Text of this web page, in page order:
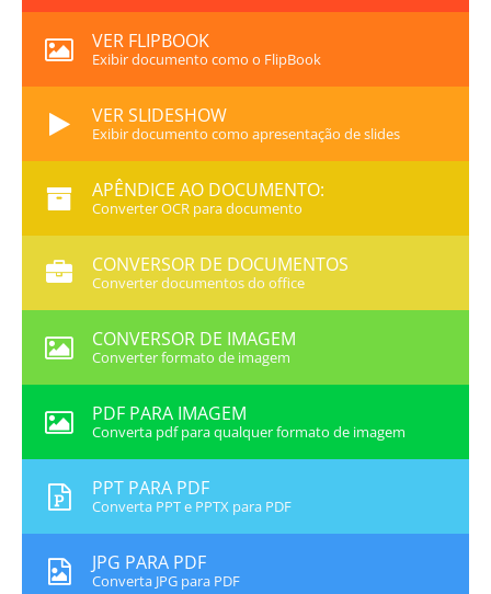
VER FLIPBOOK
Exibir documento como o FlipBook
VER SLIDESHOW
Exibir documento como apresentação de slides
APÊNDICE AO DOCUMENTO:
Converter OCR para documento
CONVERSOR DE DOCUMENTOS
Converter documentos do office
CONVERSOR DE IMAGEM
Converter formato de imagem
PDF PARA IMAGEM
Converta pdf para qualquer formato de imagem
PPT PARA PDF
Converta PPT e PPTX para PDF
JPG PARA PDF
Converta JPG para PDF